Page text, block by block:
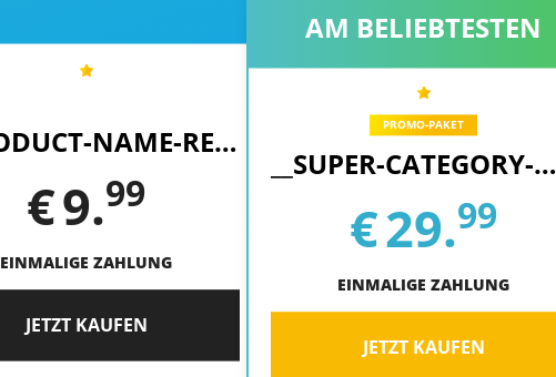
__PRODUCT-NAME-REPLACE__
€9.99
EINMALIGE ZAHLUNG
JETZT KAUFEN
AM BELIEBTESTEN
PROMO-PAKET
__SUPER-CATEGORY-NAME-REPLACE__
€29.99
EINMALIGE ZAHLUNG
JETZT KAUFEN